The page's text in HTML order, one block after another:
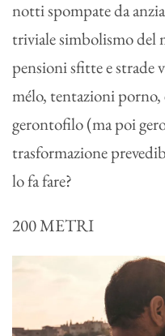
notti spompate da
triviale simbolismo del
pensioni sfitte e strade
mélo, tentazioni
gerontofilo (ma poi
trasformazione
lo fa fare?
200 METRI